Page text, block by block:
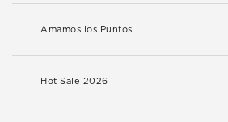
Amamos los Puntos
Hot Sale 2026